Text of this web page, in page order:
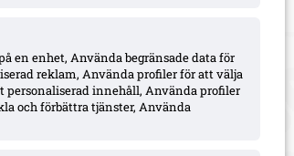
en enhet, Använda begränsade data för
reklam, Använda profiler för att välja
personaliserad innehåll, Använda profiler
och förbättra tjänster, Använda